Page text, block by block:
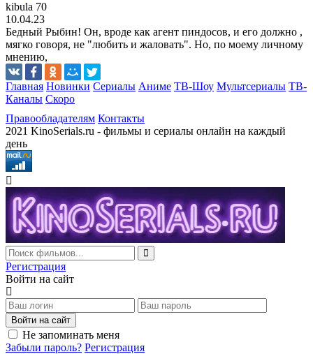
kibula 70
10.04.23
Бедный Рыбин! Он, вроде как агент пиндосов, и его должно ,
мягко говоря, не "любить и жаловать". Но, по моему личному
мнению,
Главная Новинки Сериалы Аниме ТВ-Шоу Мультсериалы ТВ-
Каналы Скоро
Правообладателям Контакты
2021 KinoSerials.ru - фильмы и сериалы онлайн на каждый
день
Регистрация
Войти на сайт
Войти на сайт
Не запоминать меня
Забыли пароль? Регистрация